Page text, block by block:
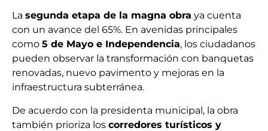
La segunda etapa de la magna obra ya cuenta
con un avance del 65%. En avenidas principales
como 5 de Mayo e Independencia, los ciudadanos
pueden observar la transformación con banquetas
renovadas, nuevo pavimento y mejoras en la
infraestructura subterránea.
De acuerdo con la presidenta municipal, la obra
también prioriza los corredores turísticos y